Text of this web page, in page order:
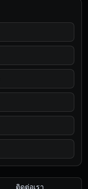
ติดต่อเรา